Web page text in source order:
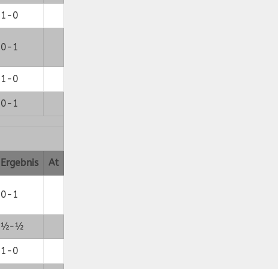
1-0
0-1
1-0
0-1
Ergebnis At
0-1
½-½
1-0